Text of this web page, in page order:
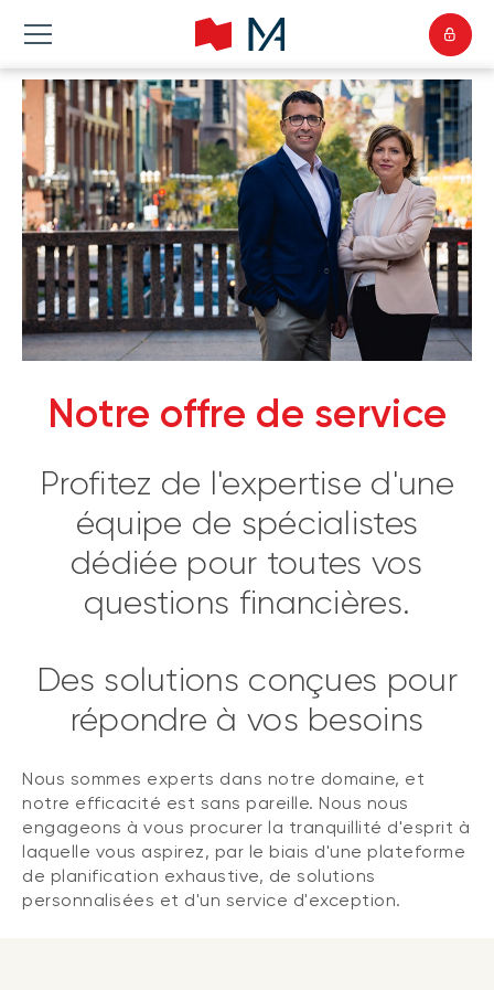
Notre offre de service
Profitez de l'expertise d'une
équipe de spécialistes
dédiée pour toutes vos
questions financières.
Des solutions conçues pour
répondre à vos besoins
Nous sommes experts dans notre domaine, et
notre efficacité est sans pareille. Nous nous
engageons à vous procurer la tranquillité d'esprit à
laquelle vous aspirez, par le biais d'une plateforme
de planification exhaustive, de solutions
personnalisées et d'un service d'exception.